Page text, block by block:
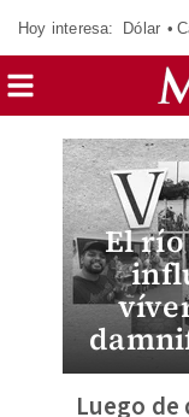
Hoy interesa: Dólar
El
Luego de